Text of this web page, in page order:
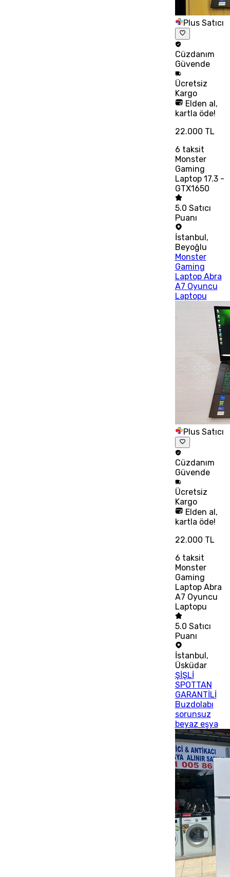
Plus Satıcı
Cüzdanım
Güvende
Ücretsiz
Kargo
Elden al,
kartla öde!
22.000 TL
6 taksit
Monster
Gaming
Laptop 17.3 -
GTX1650
5.0 Satıcı
Puanı
İstanbul,
Beyoğlu
Monster
Gaming
Laptop Abra
A7 Oyuncu
Laptopu
Plus Satıcı
Cüzdanım
Güvende
Ücretsiz
Kargo
Elden al,
kartla öde!
22.000 TL
6 taksit
Monster
Gaming
Laptop Abra
A7 Oyuncu
Laptopu
5.0 Satıcı
Puanı
İstanbul,
Üsküdar
ŞİŞLİ
SPOTTAN
GARANTİLİ
Buzdolabı
sorunsuz
beyaz eşya